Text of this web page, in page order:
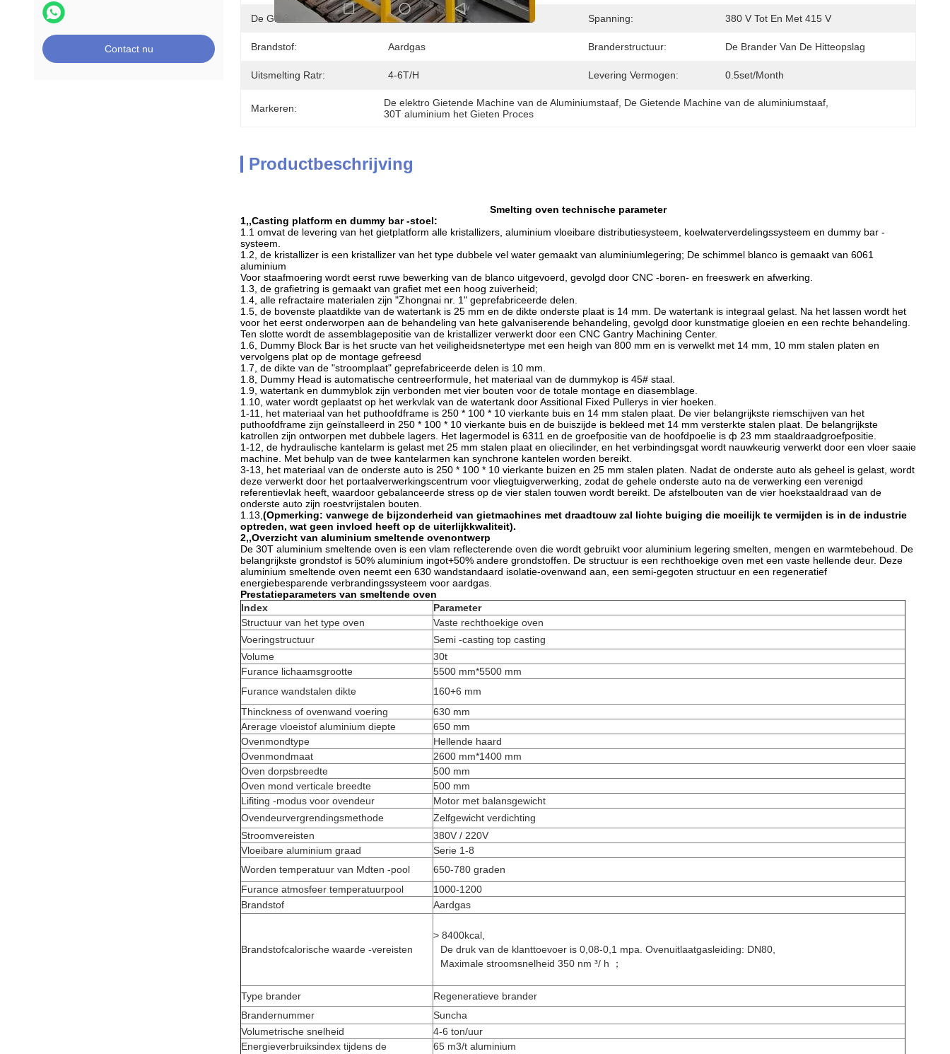
Contact nu
De Grootte Van De Ovendeur: 2600*1400 Spanning: 380 V Tot En Met 415 V
Brandstof: Aardgas Branderstructuur: De Brander Van De Hitteopslag
Uitsmelting Ratr: 4-6T/H Levering Vermogen: 0.5set/month
Markeren: De elektro Gietende Machine van de Aluminiumstaaf De Gietende Machine van de aluminiumstaaf
30T aluminium het Gieten Proces
Productbeschrijving
Smelting oven technische parameter
1,,Casting platform en dummy bar -stoel:
1.1 omvat de levering van het gietplatform alle kristallizers, aluminium vloeibare distributiesysteem, koelwaterverdelingssysteem en dummy bar -
systeem.
1.2, de kristallizer is een kristallizer van het type dubbele vel water gemaakt van aluminiumlegering; De schimmel blanco is gemaakt van 6061
aluminium
Voor staafmoering wordt eerst ruwe bewerking van de blanco uitgevoerd, gevolgd door CNC -boren- en freeswerk en afwerking.
1.3, de grafietring is gemaakt van grafiet met een hoog zuiverheid;
1.4, alle refractaire materialen zijn "Zhongnai nr. 1" geprefabriceerde delen.
1.5, de bovenste plaatdikte van de watertank is 25 mm en de dikte onderste plaat is 14 mm. De watertank is integraal gelast. Na het lassen wordt het
voor het eerst onderworpen aan de behandeling van hete galvaniserende behandeling, gevolgd door kunstmatige gloeien en een rechte behandeling.
Ten slotte wordt de assemblagepositie van de kristallizer verwerkt door een CNC Gantry Machining Center.
1.6, Dummy Block Bar is het sructe van het veiligheidsnetertype met een heigh van 800 mm en is verwelkt met 14 mm, 10 mm stalen platen en
vervolgens plat op de montage gefreesd
1.7, de dikte van de "stroomplaat" geprefabriceerde delen is 10 mm.
1.8, Dummy Head is automatische centreerformule, het materiaal van de dummykop is 45# staal.
1.9, watertank en dummyblok zijn verbonden met vier bouten voor de totale montage en diasemblage.
1.10, water wordt geplaatst op het werkvlak van de watertank door Assitional Fixed Pullerys in vier hoeken.
1-11, het materiaal van het puthoofdframe is 250 * 100 * 10 vierkante buis en 14 mm stalen plaat. De vier belangrijkste riemschijven van het
puthoofdframe zijn geïnstalleerd in 250 * 100 * 10 vierkante buis en de buiszijde is bekleed met 14 mm versterkte stalen plaat. De belangrijkste
katrollen zijn ontworpen met dubbele lagers. Het lagermodel is 6311 en de groefpositie van de hoofdpoelie is ф 23 mm staaldraadgroefpositie.
1-12, de hydraulische kantelarm is gelast met 25 mm stalen plaat en oliecilinder, en het verbindingsgat wordt nauwkeurig verwerkt door een vloer saaie
machine. Met behulp van de twee kantelarmen kan synchrone kantelen worden bereikt.
3-13, het materiaal van de onderste auto is 250 * 100 * 10 vierkante buizen en 25 mm stalen platen. Nadat de onderste auto als geheel is gelast, wordt
deze verwerkt door het portaalverwerkingscentrum voor vliegtuigverwerking, zodat de gehele onderste auto na de verwerking een verenigd
referentievlak heeft, waardoor gebalanceerde stress op de vier stalen touwen wordt bereikt. De afstelbouten van de vier hoekstaaldraad van de
onderste auto zijn roestvrijstalen bouten.
1.13, (Opmerking: vanwege de bijzonderheid van gietmachines met draadtouw zal lichte buiging die moeilijk te vermijden is in de industrie
optreden, wat geen invloed heeft op de uiterlijkkwaliteit).
2,,Overzicht van aluminium smeltende ovenontwerp
De 30T aluminium smeltende oven is een vlam reflecterende oven die wordt gebruikt voor aluminium legering smelten, mengen en warmtebehoud. De
belangrijkste grondstof is 50% aluminium ingot+50% andere grondstoffen. De structuur is een rechthoekige oven met een vaste hellende deur. Deze
aluminium smeltende oven neemt een 630 wandstandaard isolatie-ovenwand aan, een semi-gegoten structuur en een regeneratief
energiebesparende verbrandingssysteem voor aardgas.
Prestatieparameters van smeltende oven
Index
Parameter
Structuur van het type oven
Vaste rechthoekige oven
Voeringstructuur
Semi -casting top casting
Volume
30t
Furance lichaamsgrootte
5500 mm*5500 mm
Furance wandstalen dikte
160+6 mm
Thinckness of ovenwand voering
630 mm
Arerage vloeistof aluminium diepte
650 mm
Ovenmondtype
Hellende haard
Ovenmondmaat
2600 mm*1400 mm
Oven dorpsbreedte
500 mm
Oven mond verticale breedte
500 mm
Lifiting -modus voor ovendeur
Motor met balansgewicht
Ovendeurvergrendingsmethode
Zelfgewicht verdichting
Stroomvereisten
380V / 220V
Vloeibare aluminium graad
Serie 1-8
Worden temperatuur van Mdten -pool
650-780 graden
Furance atmosfeer temperatuurpool
1000-1200
Brandstof
Aardgas
Brandstofcalorische waarde -vereisten
> 8400kcal,
De druk van de klanttoevoer is 0,08-0,1 mpa. Ovenuitlaatgasleiding: DN80,
Maximale stroomsnelheid 350 nm ³/ h ；
Type brander
Regeneratieve brander
Brandernummer
Suncha
Volumetrische snelheid
4-6 ton/uur
Energieverbruiksindex tijdens de
65 m3/t aluminium